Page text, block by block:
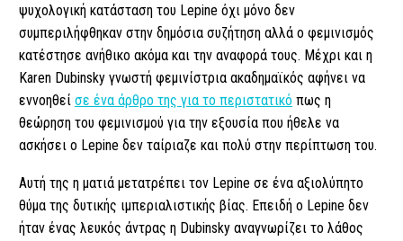
ψυχολογική κατάσταση του Lepine όχι μόνο δεν
συμπεριλήφθηκαν στην δημόσια συζήτηση αλλά ο φεμινισμός
κατέστησε ανήθικο ακόμα και την αναφορά τους. Μέχρι και η
Karen Dubinsky γνωστή φεμινίστρια ακαδημαϊκός αφήνει να
εννοηθεί σε ένα άρθρο της για το περιστατικό πως η
θεώρηση του φεμινισμού για την εξουσία που ήθελε να
ασκήσει ο Lepine δεν ταίριαζε και πολύ στην περίπτωση του.
Αυτή της η ματιά μετατρέπει τον Lepine σε ένα αξιολύπητο
θύμα της δυτικής ιμπεριαλιστικής βίας. Επειδή ο Lepine δεν
ήταν ένας λευκός άντρας η Dubinsky αναγνωρίζει το λάθος